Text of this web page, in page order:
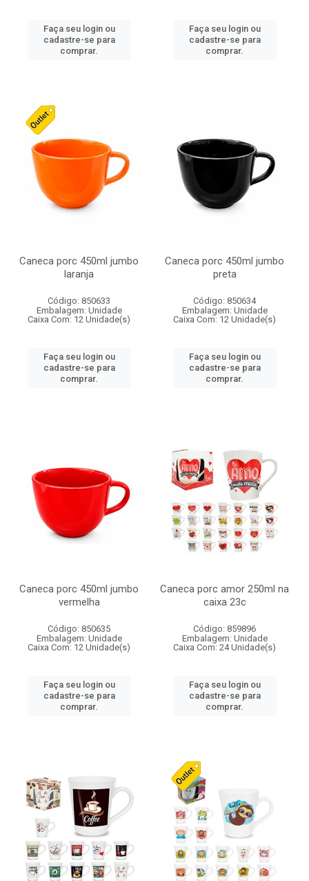
Faça seu login ou
cadastre-se para
comprar.
Faça seu login ou
cadastre-se para
comprar.
Caneca porc 450ml jumbo
laranja
Código: 850633
Embalagem: Unidade
Caixa Com: 12 Unidade(s)
Faça seu login ou
cadastre-se para
comprar.
Caneca porc 450ml jumbo
preta
Código: 850634
Embalagem: Unidade
Caixa Com: 12 Unidade(s)
Faça seu login ou
cadastre-se para
comprar.
Caneca porc 450ml jumbo
vermelha
Código: 850635
Embalagem: Unidade
Caixa Com: 12 Unidade(s)
Faça seu login ou
cadastre-se para
comprar.
Caneca porc amor 250ml na
caixa 23c
Código: 859896
Embalagem: Unidade
Caixa Com: 24 Unidade(s)
Faça seu login ou
cadastre-se para
comprar.